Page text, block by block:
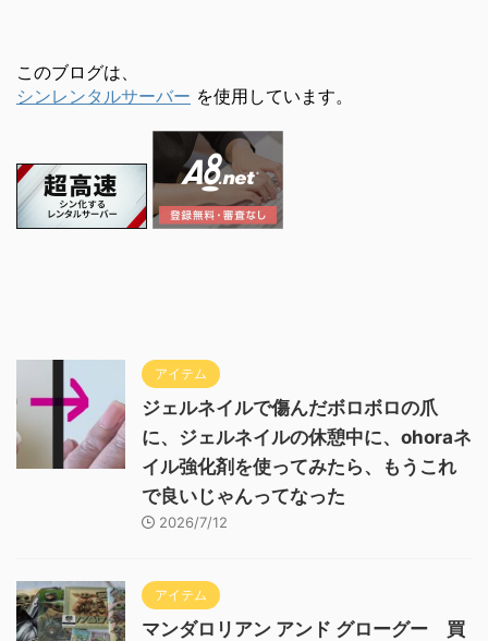
このブログは、
シンレンタルサーバー を使用しています。
アイテム
ジェルネイルで傷んだボロボロの爪
に、ジェルネイルの休憩中に、ohoraネ
イル強化剤を使ってみたら、もうこれ
で良いじゃんってなった
2026/7/12
アイテム
マンダロリアン アンド グローグー 買